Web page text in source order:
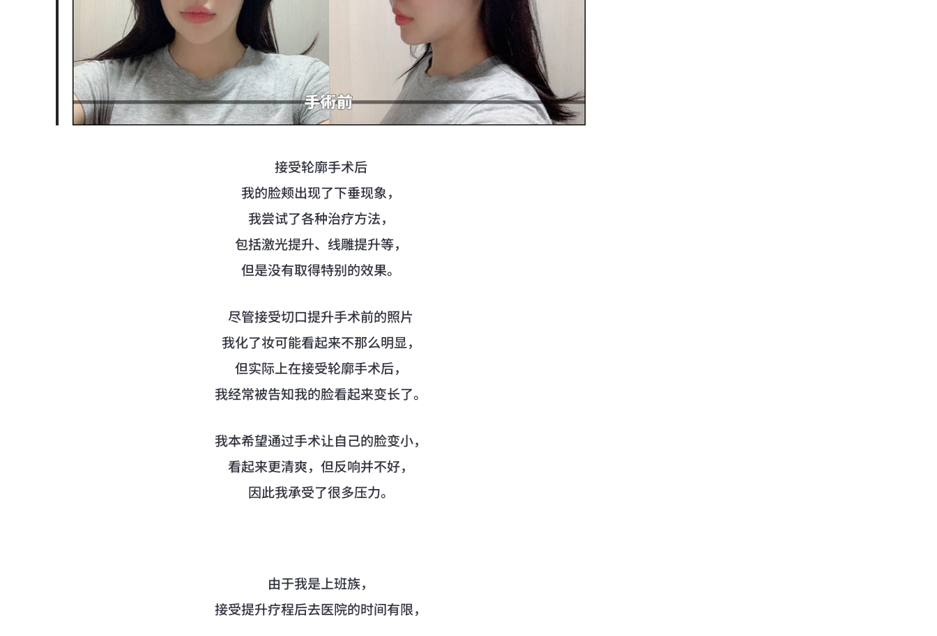
接受轮廓手术后
我的脸颊出现了下垂现象，
我尝试了各种治疗方法，
包括激光提升、线雕提升等，
但是没有取得特别的效果。
尽管接受切口提升手术前的照片
我化了妆可能看起来不那么明显，
但实际上在接受轮廓手术后，
我经常被告知我的脸看起来变长了。
我本希望通过手术让自己的脸变小，
看起来更清爽，但反响并不好，
因此我承受了很多压力。
由于我是上班族，
接受提升疗程后去医院的时间有限，